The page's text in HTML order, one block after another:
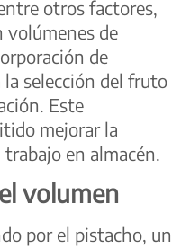
otros factores,
volúmenes de
de
la selección del fruto
Este
mejorar la
en almacén.
volumen
por el pistacho, un